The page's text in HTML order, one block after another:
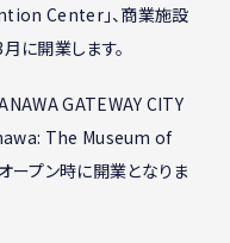
Center」、商業施設
に開業します。
GATEWAY CITY
The Museum of
ープン時に開業となりま